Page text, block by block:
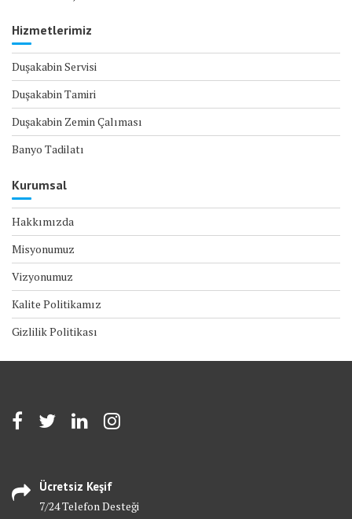
Hizmetlerimiz
Duşakabin Servisi
Duşakabin Tamiri
Duşakabin Zemin Çalıması
Banyo Tadilatı
Kurumsal
Hakkımızda
Misyonumuz
Vizyonumuz
Kalite Politikamız
Gizlilik Politikası
Ücretsiz Keşif
7/24 Telefon Desteği